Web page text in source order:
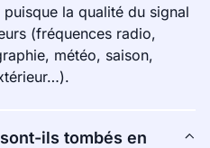
la qualité du signal
(fréquences radio,
météo, saison,
ils tombés en